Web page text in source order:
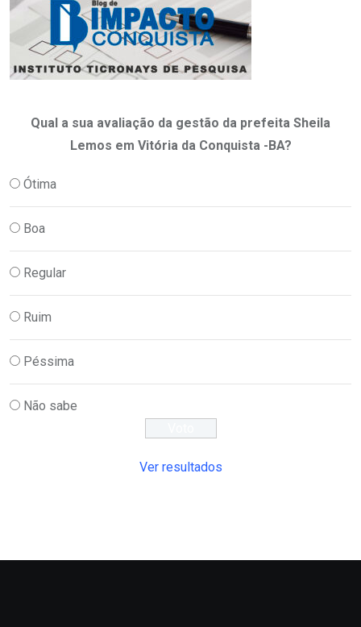
Qual a sua avaliação da gestão da prefeita Sheila
Lemos em Vitória da Conquista -BA?
Ótima
Boa
Regular
Ruim
Péssima
Não sabe
Ver resultados